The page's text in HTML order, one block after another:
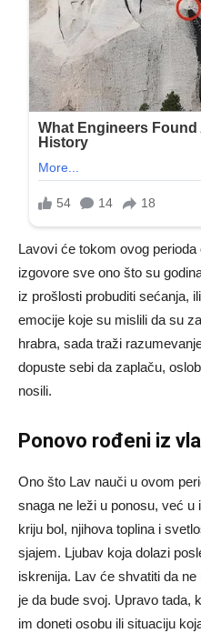
Lavovi će tokom ovog
izgovore sve ono što su
iz prošlosti probuditi sećanja,
emocije koje su mislili da su
hrabra, sada traži
dopuste sebi da zaplaču,
nosili.
Ponovo rođeni iz
Ono što Lav nauči u ovom
snaga ne leži u ponosu, već
kriju bol, njihova toplina i
sjajem. Ljubav koja dolazi
iskrenija. Lav će shvatiti da
je da bude svoj. Upravo tada,
im doneti osobu ili situaciju